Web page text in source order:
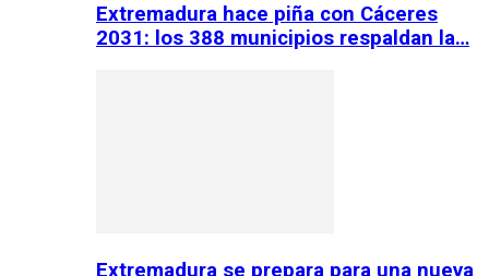
Extremadura hace piña con Cáceres
2031: los 388 municipios respaldan la…
Extremadura se prepara para una nueva